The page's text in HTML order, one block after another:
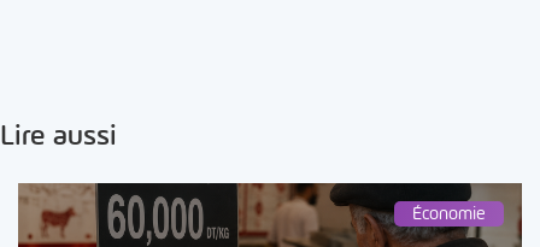
Lire aussi
Économie